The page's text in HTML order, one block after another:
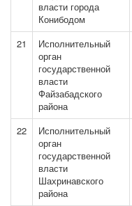
власти города
Конибодом
21
Исполнительный
орган
государственной
власти
Файзабадского
района
22
Исполнительный
орган
государственной
власти
Шахринавского
района